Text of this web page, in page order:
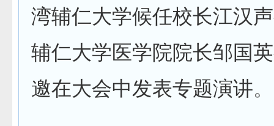
湾辅仁大学候任校长江汉
辅仁大学医学院院长邹国
邀在大会中发表专题演讲。